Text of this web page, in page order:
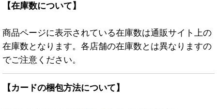
【在庫数について】
商品ページに表示されている在庫数は通販サイト上の
在庫数となります。各店舗の在庫数とは異なりますの
でご注意ください。
【カードの梱包方法について】